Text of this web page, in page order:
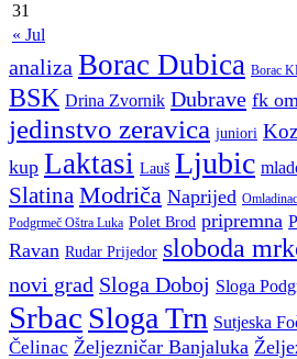
« Jul
31
analiza Borac Dubica Borac
BSK Drina Zvornik Dubrave fk
jedinstvo zeravica juniori
kup Laktasi Lauš Ljubic
Slatina Modriča Naprijed
Podgrmeč Oštra Luka Polet Brod pripremna
Ravan Rudar Prijedor sloboda
novi grad Sloga Doboj Sloga
Srbac Sloga Trn Sutjeska
Čelinac Željezničar Banjaluka